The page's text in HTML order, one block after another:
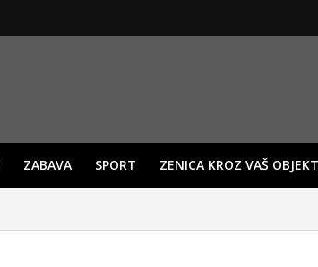
ZABAVA SPORT ZENICA KROZ VAŠ